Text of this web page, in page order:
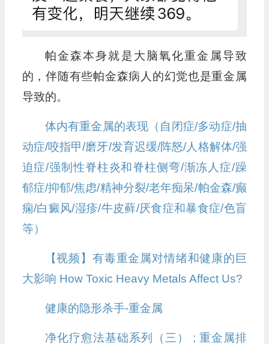
帕金森本身就是大脑氧化重金属导致
的，伴随有些帕金森病人的幻觉也是重金属
导致的。
体内有重金属的表现（自闭症/多动症/抽
动症/咬指甲/磨牙/发育迟缓/阵怒/人格解体/强
迫症/强制性脊柱炎和脊柱侧弯/渐冻人症/躁
郁症/抑郁/焦虑/精神分裂/老年痴呆/帕金森/癫
痫/白癜风/湿疹/牛皮藓/厌食症和暴食症/色盲
等）
【视频】有毒重金属对情绪和健康的巨
大影响 How Toxic Heavy Metals Affect Us?
健康的隐形杀手-重金属
净化疗愈法基础系列（三） ; 重金属排